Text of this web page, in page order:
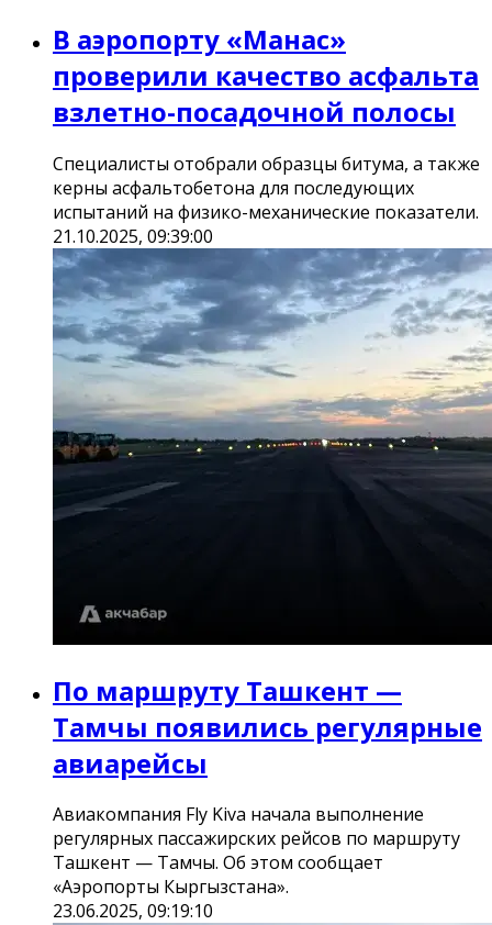
В аэропорту «Манас»
проверили качество асфальта
взлетно-посадочной полосы
Специалисты отобрали образцы битума, а также
керны асфальтобетона для последующих
испытаний на физико-механические показатели.
21.10.2025, 09:39:00
По маршруту Ташкент —
Тамчы появились регулярные
авиарейсы
Авиакомпания Fly Kiva начала выполнение
регулярных пассажирских рейсов по маршруту
Ташкент — Тамчы. Об этом сообщает
«Аэропорты Кыргызстана».
23.06.2025, 09:19:10